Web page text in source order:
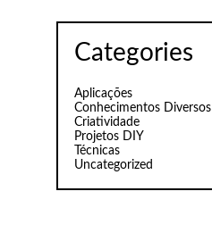
Categories
Aplicações
Conhecimentos Diversos
Criatividade
Projetos DIY
Técnicas
Uncategorized